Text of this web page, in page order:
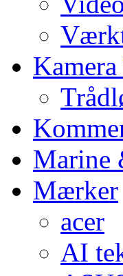
Marine
Mærker
acer
AI